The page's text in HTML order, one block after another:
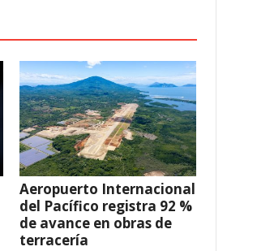
Aeropuerto Internacional
del Pacífico registra 92 %
de avance en obras de
terracería